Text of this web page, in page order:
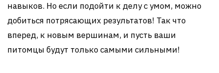
навыков. Но если подойти к делу с умом, можно
добиться потрясающих результатов! Так что
вперед, к новым вершинам, и пусть ваши
питомцы будут только самыми сильными!